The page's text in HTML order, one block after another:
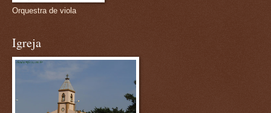
Orquestra de viola
Igreja